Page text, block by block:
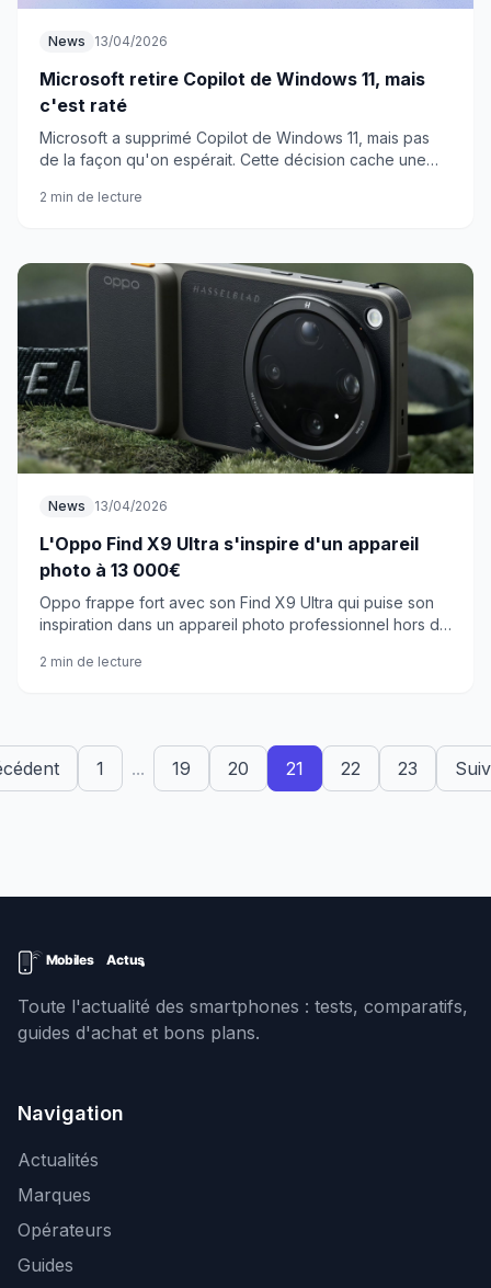
News 13/04/2026
Microsoft retire Copilot de Windows 11, mais
c'est raté
Microsoft a supprimé Copilot de Windows 11, mais pas
de la façon qu'on espérait. Cette décision cache une
2 min de lecture
News 13/04/2026
L'Oppo Find X9 Ultra s'inspire d'un appareil
photo à 13 000€
Oppo frappe fort avec son Find X9 Ultra qui puise son
inspiration dans un appareil photo professionnel hors de
2 min de lecture
1 ... 19 20 21 22 23
Toute l'actualité des smartphones : tests, comparatifs,
guides d'achat et bons plans.
Navigation
Actualités
Marques
Opérateurs
Guides